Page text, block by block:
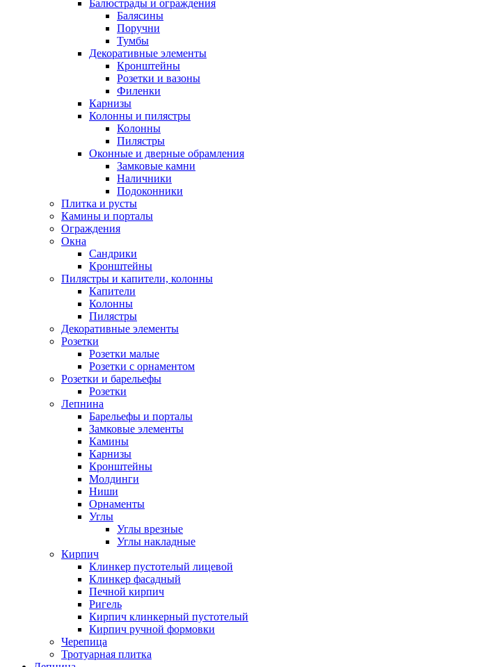
Балюстрады и ограждения
Балясины
Поручни
Тумбы
Декоративные элементы
Кронштейны
Розетки и вазоны
Филенки
Карнизы
Колонны и пилястры
Колонны
Пилястры
Оконные и дверные обрамления
Замковые камни
Наличники
Подоконники
Плитка и русты
Камины и порталы
Ограждения
Окна
Сандрики
Кронштейны
Пилястры и капители, колонны
Капители
Колонны
Пилястры
Декоративные элементы
Розетки
Розетки малые
Розетки с орнаментом
Розетки и барельефы
Розетки
Лепнина
Барельефы и порталы
Замковые элементы
Камины
Карнизы
Кронштейны
Молдинги
Ниши
Орнаменты
Углы
Углы врезные
Углы накладные
Кирпич
Клинкер пустотелый лицевой
Клинкер фасадный
Печной кирпич
Ригель
Кирпич клинкерный пустотелый
Кирпич ручной формовки
Черепица
Тротуарная плитка